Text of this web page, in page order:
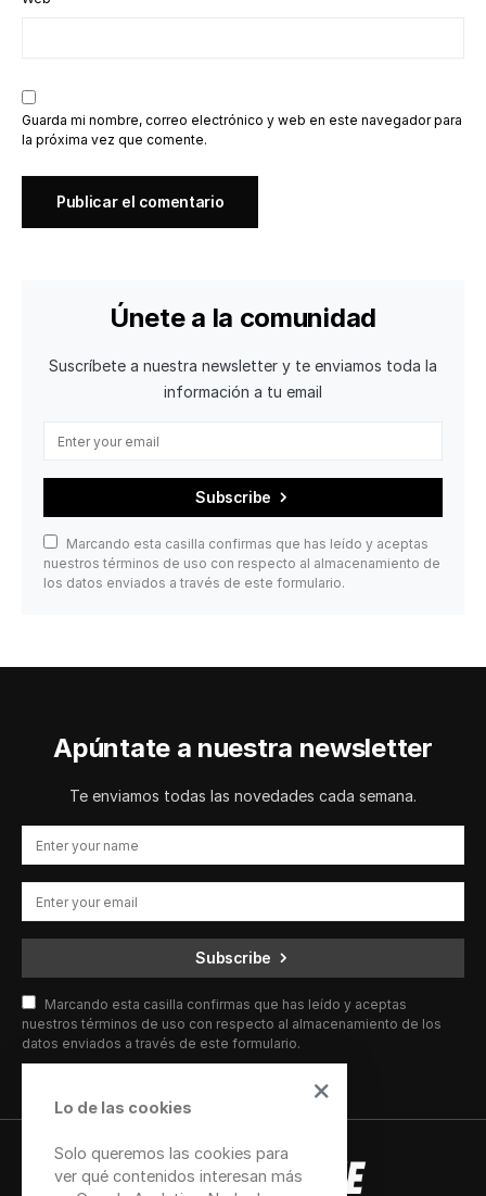
Guarda mi nombre, correo electrónico y web en este navegador para
la próxima vez que comente.
Únete a la comunidad
Suscríbete a nuestra newsletter y te enviamos toda la
información a tu email
Subscribe
Marcando esta casilla confirmas que has leído y aceptas
nuestros términos de uso con respecto al almacenamiento de
los datos enviados a través de este formulario.
Apúntate a nuestra newsletter
Te enviamos todas las novedades cada semana.
Subscribe
Marcando esta casilla confirmas que has leído y aceptas
nuestros términos de uso con respecto al almacenamiento de los
datos enviados a través de este formulario.
Lo de las cookies
Solo queremos las cookies para
ver qué contenidos interesan más